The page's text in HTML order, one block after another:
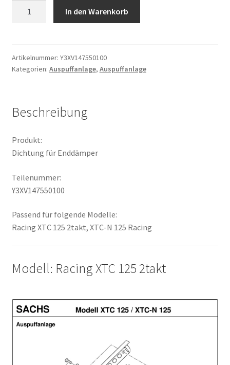
In den Warenkorb
Artikelnummer: Y3XV147550100
Kategorien: Auspuffanlage, Auspuffanlage
Beschreibung
Produkt:
Dichtung für Enddämper
Teilenummer:
Y3XV147550100
Passend für folgende Modelle:
Racing XTC 125 2takt, XTC-N 125 Racing
Modell: Racing XTC 125 2takt